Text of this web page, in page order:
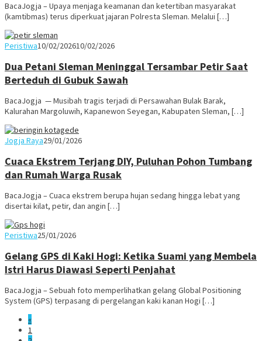
BacaJogja – Upaya menjaga keamanan dan ketertiban masyarakat
(kamtibmas) terus diperkuat jajaran Polresta Sleman. Melalui […]
PeristiwaJuno
10/02/202610/02/2026
Dua Petani Sleman Meninggal Tersambar Petir Saat
Berteduh di Gubuk Sawah
BacaJogja — Musibah tragis terjadi di Persawahan Bulak Barak,
Kalurahan Margoluwih, Kapanewon Seyegan, Kabupaten Sleman, […]
Jogja RayaJuno
29/01/2026
Cuaca Ekstrem Terjang DIY, Puluhan Pohon Tumbang
dan Rumah Warga Rusak
BacaJogja – Cuaca ekstrem berupa hujan sedang hingga lebat yang
disertai kilat, petir, dan angin […]
PeristiwaJuno
25/01/2026
Gelang GPS di Kaki Hogi: Ketika Suami yang Membela
Istri Harus Diawasi Seperti Penjahat
BacaJogja – Sebuah foto memperlihatkan gelang Global Positioning
System (GPS) terpasang di pergelangan kaki kanan Hogi […]
«
1